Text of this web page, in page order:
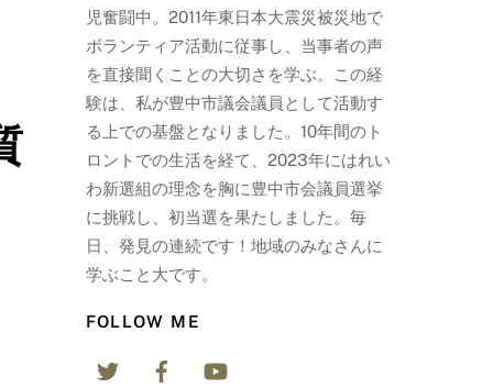
児奮闘中。2011年東日本大震災被災地で
ボランティア活動に従事し、当事者の声
を直接聞くことの大切さを学ぶ。この経
験は、私が豊中市議会議員として活動す
る上での基盤となりました。10年間のト
ロントでの生活を経て、2023年にはれい
わ新選組の理念を胸に豊中市会議員選挙
に挑戦し、初当選を果たしました。毎
日、発見の連続です！地域のみなさんに
学ぶこと大です。
FOLLOW ME